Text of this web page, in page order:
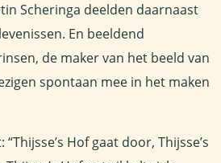
Scheringa deelden daarnaast
En beeldend
de maker van het beeld van
spontaan mee in het maken
Hof gaat door, Thijsse’s